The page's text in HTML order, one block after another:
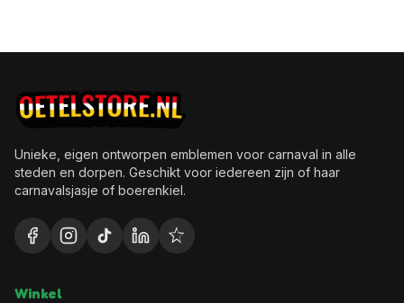
Unieke, eigen ontworpen emblemen voor carnaval in alle
steden en dorpen. Geschikt voor iedereen zijn of haar
carnavalsjasje of boerenkiel.
Winkel